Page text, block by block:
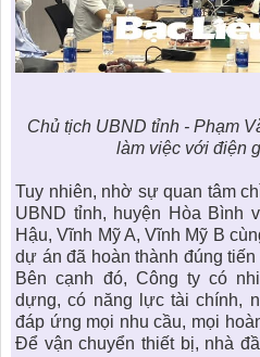
Chủ tịch UBND tỉnh - Phạm
làm việc với điện
Tuy nhiên, nhờ sự quan tâm
UBND tỉnh, huyện Hòa Bình
Hậu, Vĩnh Mỹ A, Vĩnh Mỹ B
dự án đã hoàn thành đúng
Bên cạnh đó, Công ty có
dựng, có năng lực tài chính,
đáp ứng mọi nhu cầu, mọi
Để vận chuyển thiết bị, nhà